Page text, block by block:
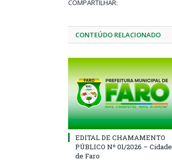
COMPARTILHAR:
CONTEÚDO RELACIONADO
EDITAL DE CHAMAMENTO
PÚBLICO Nº 01/2026 – Cidade
de Faro